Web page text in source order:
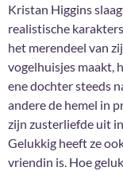
Kristan Higgins
realistische
het merendeel van
vogelhuisjes maakt,
ene dochter steeds
andere de hemel in
zijn zusterliefde uit
Gelukkig heeft ze
vriendin is. Hoe